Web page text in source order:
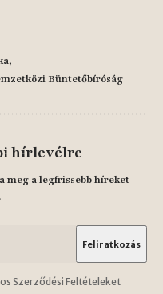
Büntetőbíróság
hírlevélre
meg a legfrissebb híreket
Szerződési Feltételeket